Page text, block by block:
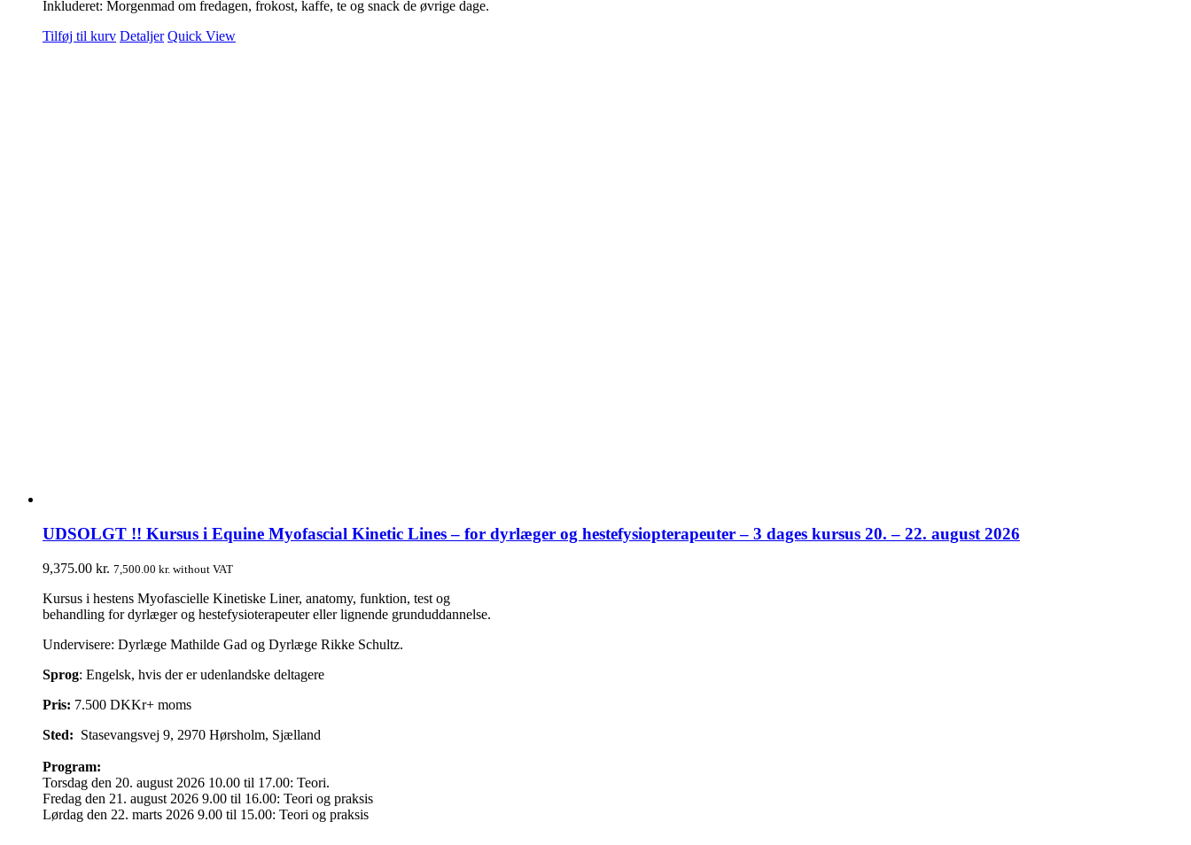
Inkluderet: Morgenmad om fredagen, frokost, kaffe, te og snack de øvrige dage.
Tilføj til kurv Detaljer Quick View
UDSOLGT !! Kursus i Equine Myofascial Kinetic Lines – for dyrlæger og hestefysiopterapeuter – 3 dages kursus 20. – 22. august 2026
9,375.00 kr. 7,500.00 kr. without VAT
Kursus i hestens Myofascielle Kinetiske Liner, anatomy, funktion, test og
behandling for dyrlæger og hestefysioterapeuter eller lignende grunduddannelse.
Undervisere: Dyrlæge Mathilde Gad og Dyrlæge Rikke Schultz.
Sprog: Engelsk, hvis der er udenlandske deltagere
Pris: 7.500 DKKr+ moms
Sted: Stasevangsvej 9, 2970 Hørsholm, Sjælland
Program:
Torsdag den 20. august 2026 10.00 til 17.00: Teori.
Fredag den 21. august 2026 9.00 til 16.00: Teori og praksis
Lørdag den 22. marts 2026 9.00 til 15.00: Teori og praksis